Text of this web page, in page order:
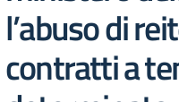
l’abuso di
contratti a